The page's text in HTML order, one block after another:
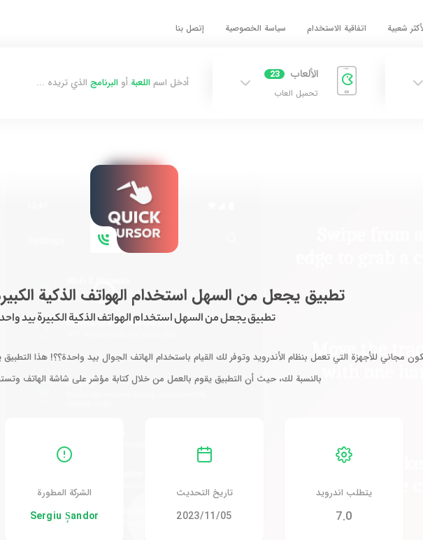
شعبية اتفاقية الاستخدام سياسة الخصوصية إتصل بنا
الألعاب 23
تحميل العاب
أدخل اسم اللعبة أو البرنامج الذي تريده ...
تطبيق يجعل من السهل استخدام الهواتف الذكية
تطبيق يجعل من السهل استخدام الهواتف الذكية الكبيرة بيد
للأجهزة التي تعمل بنظام الأندرويد وتوفر لك القيام باستخدام الهاتف الجوال بيد واحدة؟؟! هذا
بالنسبة لك، حيث أن التطبيق يقوم بالعمل من خلال كتابة مؤشر على شاشة الهاتف
يتطلب اندرويد
7.0
تاريخ التحديث
05‏/11‏/2023
الشركة المطورة
Sergiu Șandor